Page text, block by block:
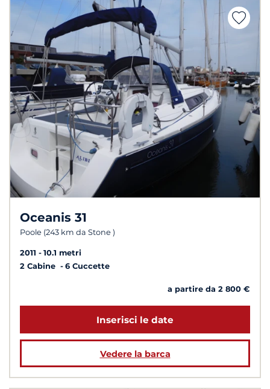
Oceanis 31
Poole (243 km da Stone )
2011
10.1 metri
2 Cabine
6 Cuccette
a partire da 2 800 €
Inserisci le date
Vedere la barca